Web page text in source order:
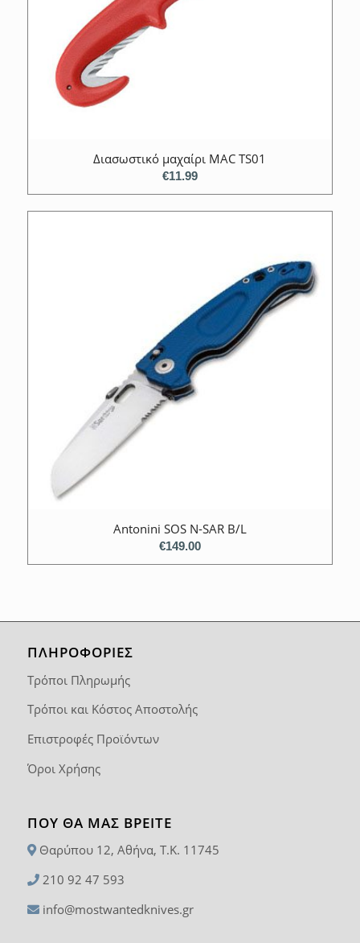
Διασωστικό μαχαίρι MAC TS01
€11.99
Antonini SOS N-SAR B/L
€149.00
ΠΛΗΡΟΦΟΡΙΕΣ
Τρόποι Πληρωμής
Τρόποι και Κόστος Αποστολής
Επιστροφές Προϊόντων
Όροι Χρήσης
ΠΟΥ ΘΑ ΜΑΣ ΒΡΕΊΤΕ
Θαρύπου 12, Αθήνα, T.K. 11745
210 92 47 593
info@mostwantedknives.gr